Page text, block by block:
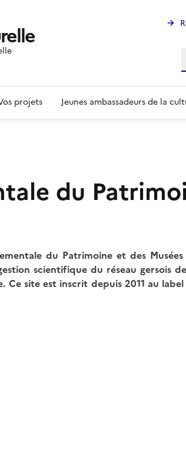
projets Jeunes ambassadeurs de la
du
du Patrimoine et des
scientifique du réseau gersois
site est inscrit depuis 2011 au label